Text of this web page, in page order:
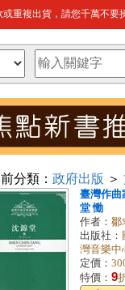
重複出貨，請您千萬不要
分類： 政府出版 ＞
臺灣作
堂 慟
作者： 鄒
出版社：
灣音樂中
定價：
特價： 9